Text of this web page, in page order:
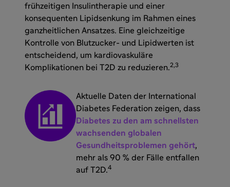
frühzeitigen Insulintherapie und einer
konsequenten Lipidsenkung im Rahmen eines
ganzheitlichen Ansatzes. Eine gleichzeitige
Kontrolle von Blutzucker- und Lipidwerten ist
entscheidend, um kardiovaskuläre
Komplikationen bei T2D zu reduzieren.2,3
Aktuelle Daten der International
Diabetes Federation zeigen, dass
Diabetes zu den am schnellsten
wachsenden globalen
Gesundheitsproblemen gehört,
mehr als 90 % der Fälle entfallen
auf T2D.4